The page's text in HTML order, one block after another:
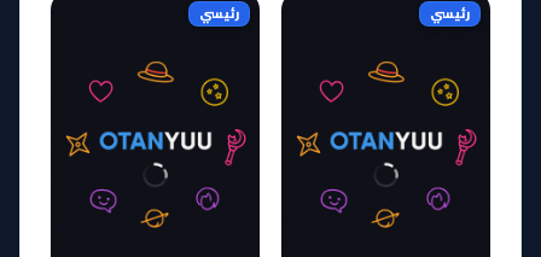
رئيسي رئيسي